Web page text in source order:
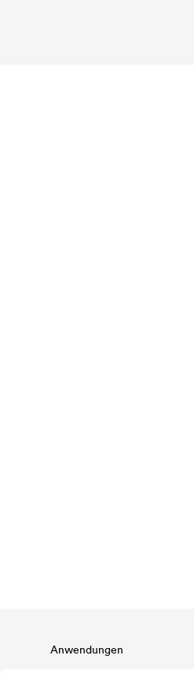
Anwendungen